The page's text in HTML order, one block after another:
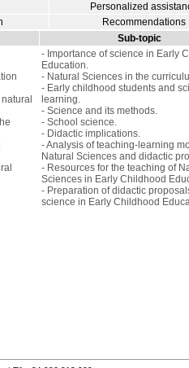
Personalized
Recommendations
Sub-topic
- Importance of science in Early
Education.
- Natural Sciences in the
- Early childhood students and
learning.
- Science and its methods.
- School science.
- Didactic implications.
- Analysis of teaching-learning
Natural Sciences and didactic
- Resources for the teaching of
Sciences in Early Childhood
- Preparation of didactic
science in Early Childhood